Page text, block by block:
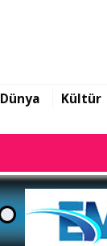
Dünya Kültür